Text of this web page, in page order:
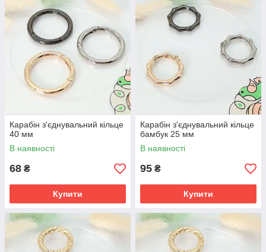
Карабін з'єднувальний кільце
40 мм
В наявності
68 ₴
Купити
Карабін з'єднувальний кільце
бамбук 25 мм
В наявності
95 ₴
Купити